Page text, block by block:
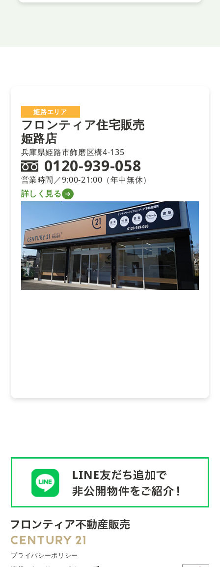
姫路エリア
フロンティア住宅販売
姫路店
兵庫県姫路市飾磨区構4-135
0120-939-058
営業時間／9:00-21:00（年中無休）
詳しく見る
プライバシーポリシー